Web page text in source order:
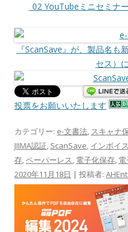
_02 YouTubeミニセミナ
『ScanSave』が、製品名も
セス）
投票をお願いいたします
カテゴリー: e-文書法, スキャナ
JIIMA認証, ScanSave, インボイ
存,ペーパーレス, 電子化保存,
2020年11月18日 | 投稿者: